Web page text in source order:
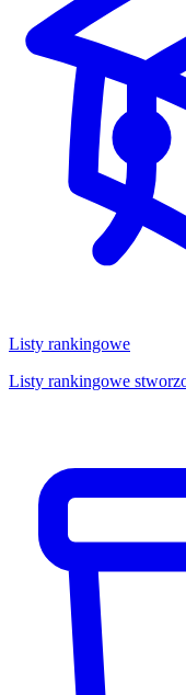
Listy rankingowe
Listy rankingowe